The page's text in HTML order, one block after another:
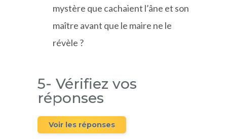
mystère que cachaient l’âne et son
maître avant que le maire ne le
révèle ?
5- Vérifiez vos
réponses
Voir les réponses